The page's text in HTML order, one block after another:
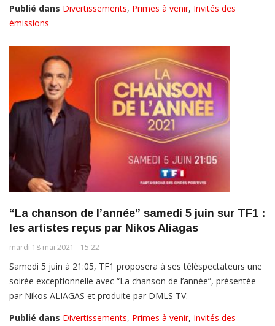
Publié dans Divertissements, Primes à venir, Invités des
émissions
“La chanson de l’année” samedi 5 juin sur TF1 :
les artistes reçus par Nikos Aliagas
mardi 18 mai 2021 - 15:22
Samedi 5 juin à 21:05, TF1 proposera à ses téléspectateurs une
soirée exceptionnelle avec “La chanson de l’année”, présentée
par Nikos ALIAGAS et produite par DMLS TV.
Publié dans Divertissements, Primes à venir, Invités des